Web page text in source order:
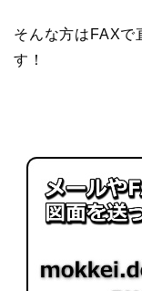
そんな方はFAXで
す！